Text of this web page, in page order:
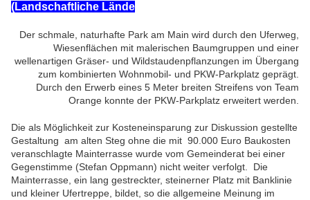
(Landschaftliche Lände
Der schmale, naturhafte Park am Main wird durch den Uferweg,
Wiesenflächen mit malerischen Baumgruppen und einer
wellenartigen Gräser- und Wildstaudenpflanzungen im Übergang
zum kombinierten Wohnmobil- und PKW-Parkplatz geprägt.
Durch den Erwerb eines 5 Meter breiten Streifens von Team
Orange konnte der PKW-Parkplatz erweitert werden.
Die als Möglichkeit zur Kosteneinsparung zur Diskussion gestellte
Gestaltung am alten Steg ohne die mit 90.000 Euro Baukosten
veranschlagte Mainterrasse wurde vom Gemeinderat bei einer
Gegenstimme (Stefan Oppmann) nicht weiter verfolgt. Die
Mainterrasse, ein lang gestreckter, steinerner Platz mit Banklinie
und kleiner Ufertreppe, bildet, so die allgemeine Meinung im